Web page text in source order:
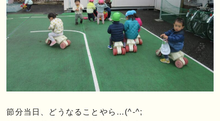
節分当日、どうなることやら…(^-^;